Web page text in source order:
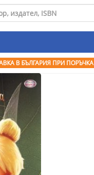
В БЪЛГАРИЯ ПРИ ПОРЪЧКА